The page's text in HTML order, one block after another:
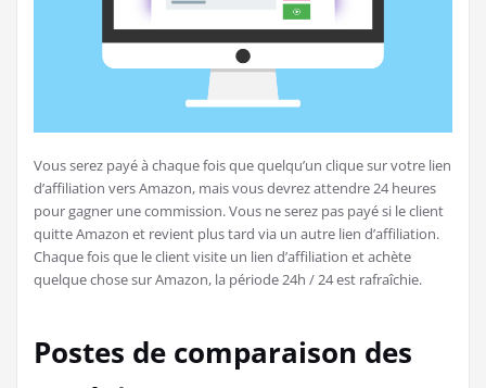
Vous serez payé à chaque fois que quelqu’un clique sur votre lien
d’affiliation vers Amazon, mais vous devrez attendre 24 heures
pour gagner une commission. Vous ne serez pas payé si le client
quitte Amazon et revient plus tard via un autre lien d’affiliation.
Chaque fois que le client visite un lien d’affiliation et achète
quelque chose sur Amazon, la période 24h / 24 est rafraîchie.
Postes de comparaison des